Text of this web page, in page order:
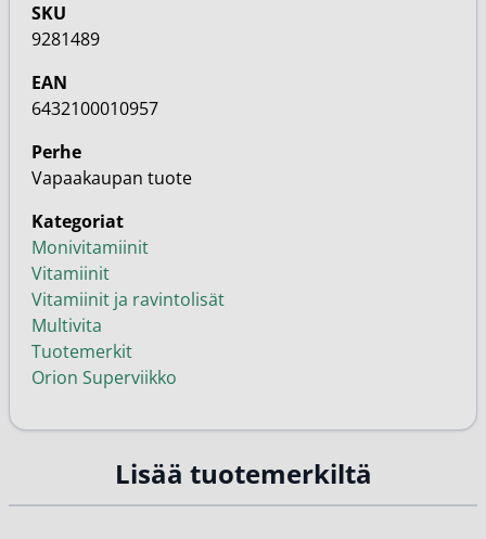
SKU
9281489
EAN
6432100010957
Perhe
Vapaakaupan tuote
Kategoriat
Monivitamiinit
Vitamiinit
Vitamiinit ja ravintolisät
Multivita
Tuotemerkit
Orion Superviikko
Lisää tuotemerkiltä